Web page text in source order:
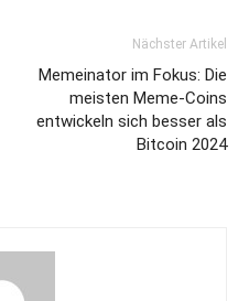
Nächster Artikel
Memeinator im Fokus: Die
meisten Meme-Coins
entwickeln sich besser als
Bitcoin 2024